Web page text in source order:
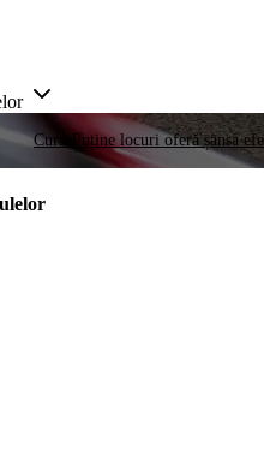
Curse Puține locuri oferă șansa